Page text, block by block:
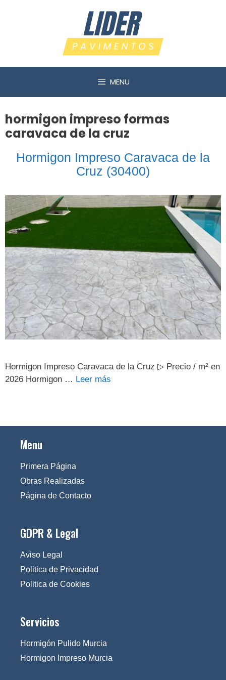
MENU
hormigon impreso formas
caravaca de la cruz
Hormigon Impreso Caravaca de la
Cruz (30400)
Hormigon Impreso Caravaca de la Cruz ▷ Precio / m² en
2026 Hormigon … Leer más
Menu
Primera Página
Obras Realizadas
Página de Contacto
GDPR & Legal
Aviso Legal
Politica de Privacidad
Politica de Cookies
Servicios
Hormigón Pulido Murcia
Hormigon Impreso Murcia